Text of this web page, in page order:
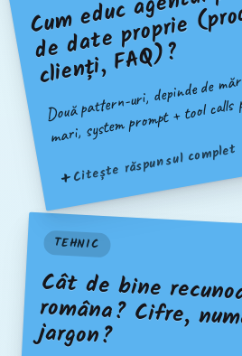
?
Două pattern-uri, depinde de
mari, system prompt + tool
Citește răspunsul complet
TEHNIC
Cât de bine
româna? Cifre,
jargon?